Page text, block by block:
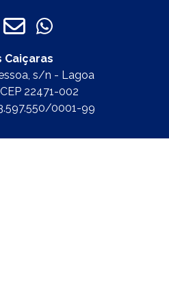
Caiçaras
s/n - Lagoa
22471-002
0001-99